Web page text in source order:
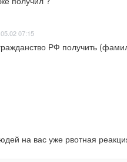
07:15
РФ получить
на вас уже рвотная